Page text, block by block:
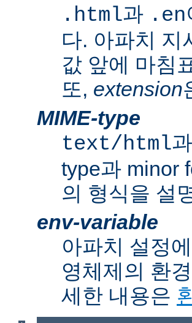
.html과 .en
다. 아파치 지
값 앞에 마침
또, extension
MIME-type
text/html
type과 minor
의 형식을 설
env-variable
아파치 설정
영체제의 환
세한 내용은